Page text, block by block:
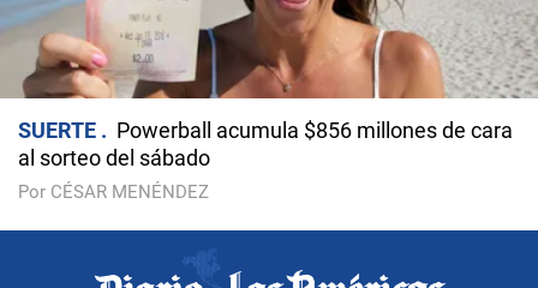
SUERTE
Powerball acumula $856 millones de cara
al sorteo del sábado
Por CÉSAR MENÉNDEZ